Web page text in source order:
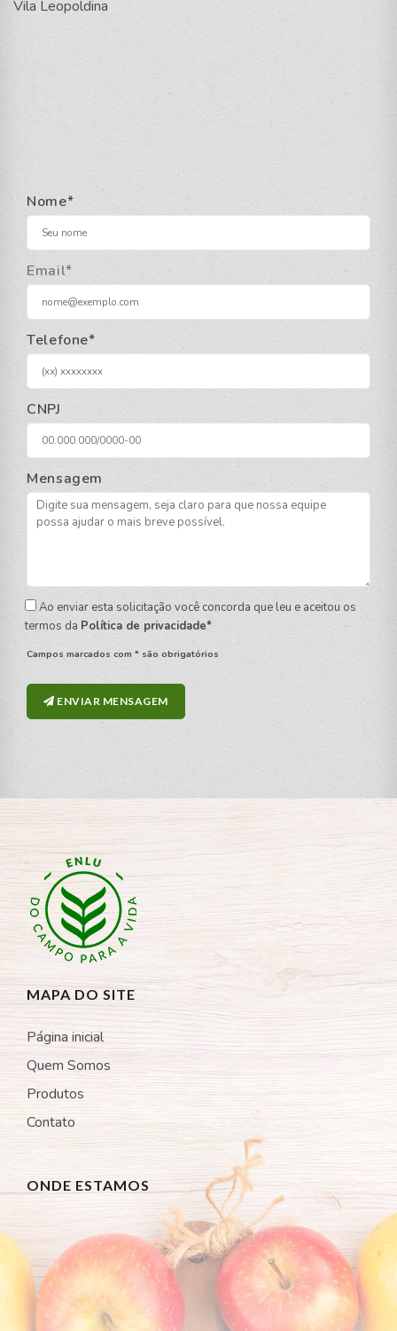
Vila Leopoldina
Nome*
Email*
Telefone*
CNPJ
Mensagem
Ao enviar esta solicitação você concorda que leu e aceitou os
termos da Política de privacidade*
Campos marcados com * são obrigatórios
ENVIAR MENSAGEM
MAPA DO SITE
Página inicial
Quem Somos
Produtos
Contato
ONDE ESTAMOS